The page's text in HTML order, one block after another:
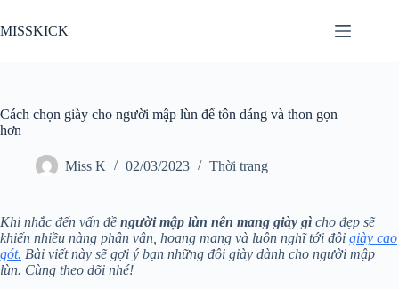
đến
phần
MISSKICK
Cách chọn giày cho người mập lùn để tôn dáng và thon gọn
hơn
Miss K 02/03/2023 Thời trang
Khi nhắc đến vấn đề người mập lùn nên mang giày gì cho đẹp sẽ
khiến nhiều nàng phân vân, hoang mang và luôn nghĩ tới đôi giày cao
gót. Bài viết này sẽ gợi ý bạn những đôi giày dành cho người mập
lùn. Cùng theo dõi nhé!